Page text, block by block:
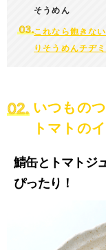
そうめん
これなら飽きな
りそうめんチヂミ
いつもの
トマトの
鯖缶とトマトジ
ぴったり！